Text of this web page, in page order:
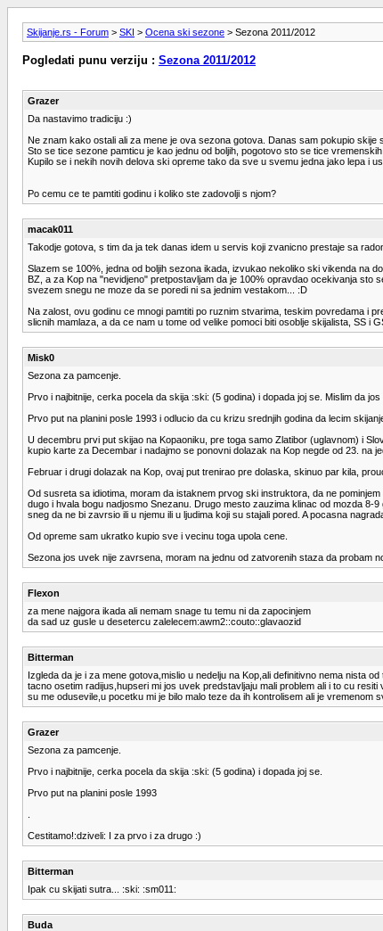
Skijanje.rs - Forum > SKI > Ocena ski sezone > Sezona 2011/2012
Pogledati punu verziju : Sezona 2011/2012
Grazer
Da nastavimo tradiciju :)
Ne znam kako ostali ali za mene je ova sezona gotova. Danas sam pokupio skije
Sto se tice sezone pamticu je kao jednu od boljih, pogotovo sto se tice
Kupilo se i nekih novih delova ski opreme tako da sve u svemu jedna jako lepa i
Po cemu ce te pamtiti godinu i koliko ste zadovolji s njom?
macak011
Takodje gotova, s tim da ja tek danas idem u servis koji zvanicno prestaje sa
Slazem se 100%, jedna od boljih sezona ikada, izvukao nekoliko ski vikenda na
BZ, a za Kop na "nevidjeno" pretpostavljam da je 100% opravdao ocekivanja sto
svezem snegu ne moze da se poredi ni sa jednim vestakom... :D
Na zalost, ovu godinu ce mnogi pamtiti po ruznim stvarima, teskim povredama i
slicnih mamlaza, a da ce nam u tome od velike pomoci biti osoblje skijalista, SS i
Misk0
Sezona za pamcenje.
Prvo i najbitnije, cerka pocela da skija :ski: (5 godina) i dopada joj se. Mislim da
Prvo put na planini posle 1993 i odlucio da cu krizu srednjih godina da lecim
U decembru prvi put skijao na Kopaoniku, pre toga samo Zlatibor (uglavnom) i
kupio karte za Decembar i nadajmo se ponovni dolazak na Kop negde od 23. na
Februar i drugi dolazak na Kop, ovaj put trenirao pre dolaska, skinuo par kila,
Od susreta sa idiotima, moram da istaknem prvog ski instruktora, da ne
dugo i hvala bogu nadjosmo Snezanu. Drugo mesto zauzima klinac od mozda
sneg da ne bi zavrsio ili u njemu ili u ljudima koji su stajali pored. A pocasna
Od opreme sam ukratko kupio sve i vecinu toga upola cene.
Sezona jos uvek nije zavrsena, moram na jednu od zatvorenih staza da probam
Flexon
za mene najgora ikada ali nemam snage tu temu ni da zapocinjem
da sad uz gusle u desetercu zalelecem:awm2::couto::glavaozid
Bitterman
Izgleda da je i za mene gotova,mislio u nedelju na Kop,ali definitivno nema nista
tacno osetim radijus,hupseri mi jos uvek predstavljaju mali problem ali i to cu
su me odusevile,u pocetku mi je bilo malo teze da ih kontrolisem ali je
Grazer
Sezona za pamcenje.
Prvo i najbitnije, cerka pocela da skija :ski: (5 godina) i dopada joj se.
Prvo put na planini posle 1993
Cestitamo!:dziveli: I za prvo i za drugo :)
Bitterman
Ipak cu skijati sutra... :ski: :sm011:
Buda